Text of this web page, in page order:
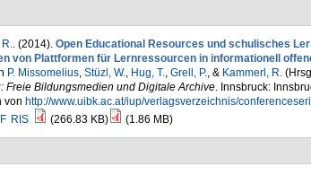
. (2014). Open Educational Resources und schulisches
von Plattformen für Lernressourcen in informationell
P. Missomelius, Stüzl, W., Hug, T., Grell, P., & Kammerl, R.
Freie Bildungsmedien und Digitale Archive. Innsbruck:
von http://www.uibk.ac.at/iup/verlagsverzeichnis/
RIS (266.83 KB) (1.86 MB)